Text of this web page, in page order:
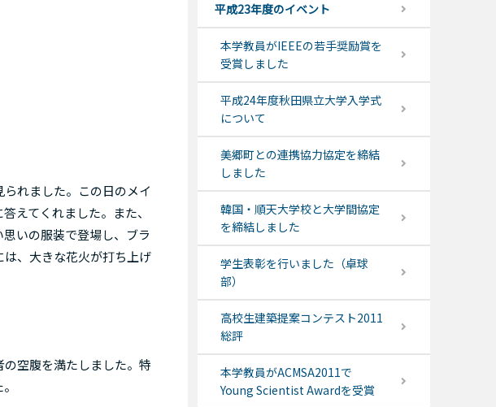
れました。この日のメイ
えてくれました。また、
いの服装で登場し、ブラ
、大きな花火が打ち上げ
空腹を満たしました。特
平成23年度のイベント
本学教員がIEEEの若手奨励賞を
受賞しました
平成24年度秋田県立大学入学式
について
美郷町との連携協力協定を締結
しました
韓国・順天大学校と大学間協定
を締結しました
学生表彰を行いました（卓球
部）
高校生建築提案コンテスト2011
総評
本学教員がACMSA2011で
Young Scientist Awardを受賞